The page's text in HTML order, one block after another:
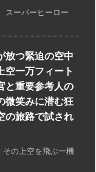
スーパーヒーロー
放つ緊迫の空中
空一万フィート
と重要参考人の
微笑みに潜む狂
の旅路で試され
の上空を飛ぶ一機